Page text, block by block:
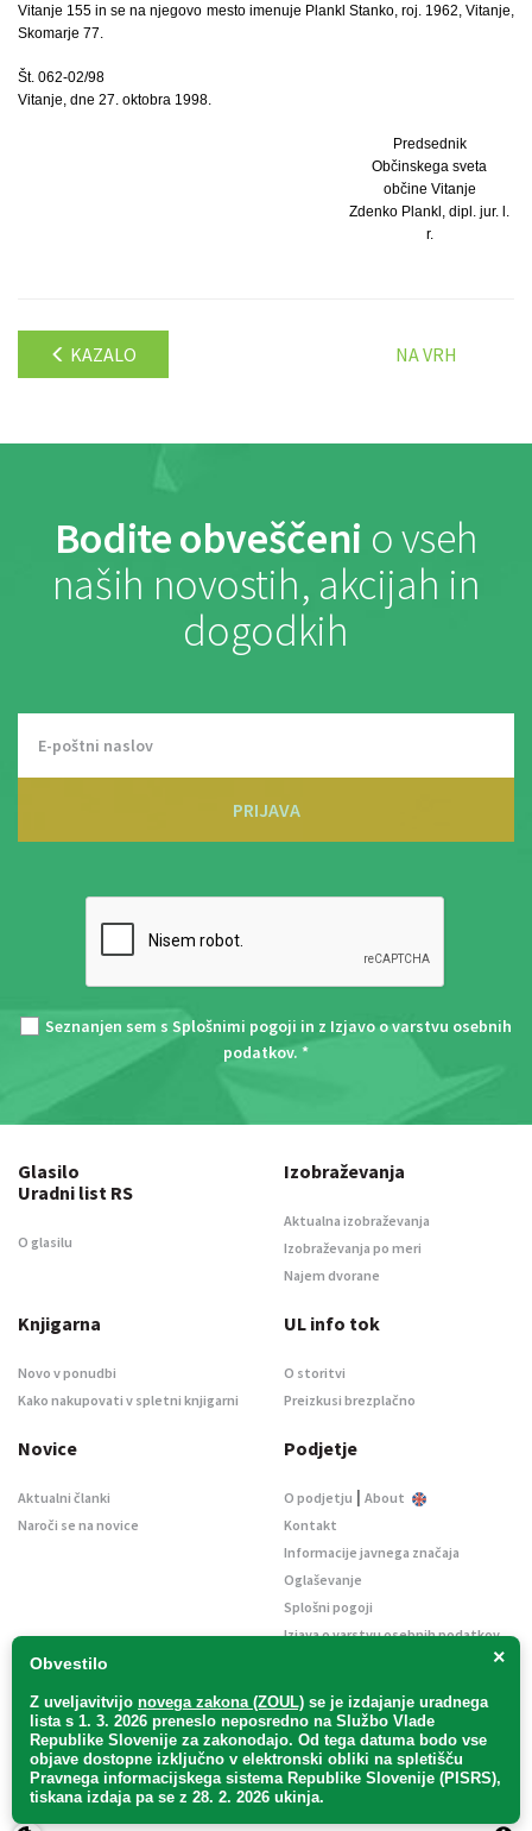
Vitanje 155 in se na njegovo mesto imenuje Plankl Stanko, roj. 1962, Vitanje,
Skomarje 77.
Št. 062-02/98
Vitanje, dne 27. oktobra 1998.
Predsednik
Občinskega sveta
občine Vitanje
Zdenko Plankl, dipl. jur. l.
r.
KAZALO NA VRH
Bodite obveščeni o vseh
naših novostih, akcijah in
dogodkih
PRIJAVA
Seznanjen sem s Splošnimi pogoji in z Izjavo o varstvu osebnih
podatkov. *
×
Obvestilo
Z uveljavitvijo novega zakona (ZOUL) se je izdajanje uradnega
lista s 1. 3. 2026 preneslo neposredno na Službo Vlade
Republike Slovenije za zakonodajo. Od tega datuma bodo vse
objave dostopne izključno v elektronski obliki na spletišču
Pravnega informacijskega sistema Republike Slovenije (PISRS),
tiskana izdaja pa se z 28. 2. 2026 ukinja.
Glasilo
Uradni list RS
O glasilu
Izobraževanja
Aktualna izobraževanja
Izobraževanja po meri
Najem dvorane
Knjigarna
Novo v ponudbi
Kako nakupovati v spletni knjigarni
UL info tok
O storitvi
Preizkusi brezplačno
Novice
Aktualni članki
Naroči se na novice
Podjetje
O podjetju | About
Kontakt
Informacije javnega značaja
Oglaševanje
Splošni pogoji
Izjava o varstvu osebnih podatkov
Uradni list d. o. o. – v likvidaciji / Vse pravice pridržane.